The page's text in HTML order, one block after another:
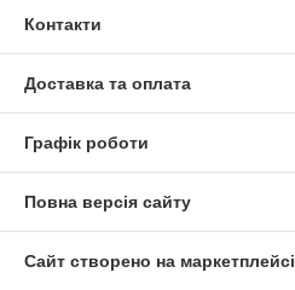
Контакти
Доставка та оплата
Графік роботи
Повна версія сайту
Сайт створено на маркетплейсі